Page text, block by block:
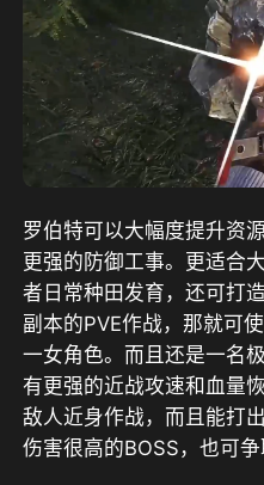
罗伯特可以大幅度提升资
更强的防御工事。更适合
者日常种田发育，还可打
副本的PVE作战，那就可
一女角色。而且还是一名
有更强的近战攻速和血量
敌人近身作战，而且能打
伤害很高的BOSS，也可争